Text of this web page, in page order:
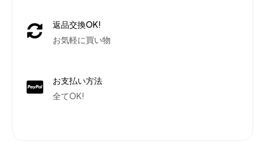
返品交換OK!
お気軽に買い物
お支払い方法
全てOK!